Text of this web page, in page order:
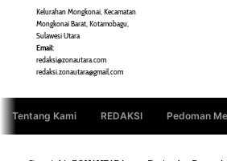
Kelurahan Mongkonai, Kecamatan
Mongkonai Barat, Kotamobagu,
Sulawesi Utara
Email:
redaksi@zonautara.com
redaksi.zonautara@gmail.com
Tentang Kami REDAKSI Pedoman